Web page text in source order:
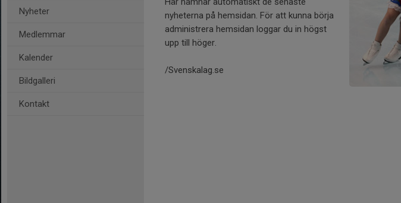
Nyheter
Medlemmar
Kalender
Bildgalleri
Kontakt
nyheterna på hemsidan. För att kunna börja
administrera hemsidan loggar du in högst
upp till höger.
/Svenskalag.se